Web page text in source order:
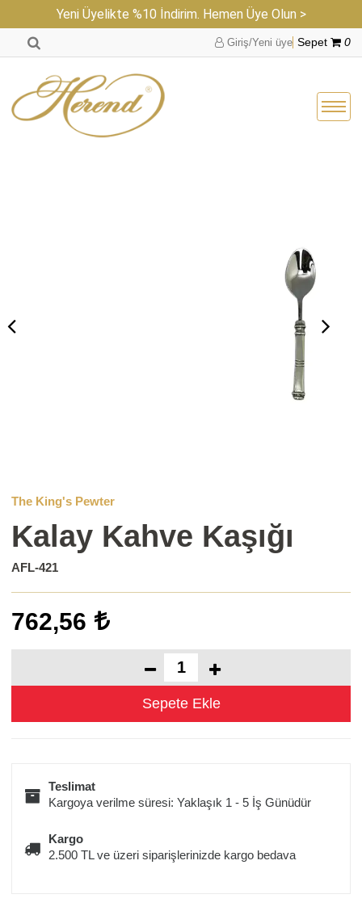
Yeni Üyelikte %10 İndirim. Hemen Üye Olun >
Giriş/Yeni üye Sepet 0
The King's Pewter
Kalay Kahve Kaşığı
AFL-421
762,56
Teslimat
Kargoya verilme süresi: Yaklaşık 1 - 5 İş Günüdür
Kargo
2.500 TL ve üzeri siparişlerinizde kargo bedava